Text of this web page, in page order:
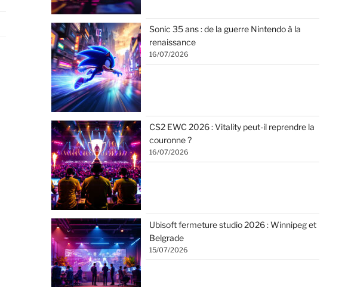
Sonic 35 ans : de la guerre Nintendo à la
renaissance
16/07/2026
CS2 EWC 2026 : Vitality peut-il reprendre la
couronne ?
16/07/2026
Ubisoft fermeture studio 2026 : Winnipeg et
Belgrade
15/07/2026